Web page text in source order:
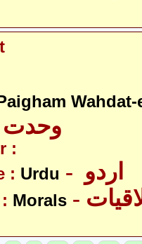
وحدت
:
: Urdu
Morals